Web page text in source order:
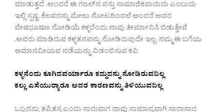
ಮಾಡುತ್ತದೆ .ಅಂದರೆ ಈ ಗಜಲ್‌ನ ವಸ್ತು ಸಾಮಾಜಿಕವಾದುದು ಎಂಬುದು
ಇಲ್ಲಿ ಸ್ಪಷ್ಟ. ಕೆಲವರನ್ನು ಮೇಲು ನೋಟದಿಂದಲೆ ಅಂದರೆ ಅವರ
ವೇಷಭೂಷಣ ನೋಡಿಯೆ ಕಳ್ಳರೆಂದು ನಾವು ತೀರ್ಮಾನಿಸಿ ಬಿಡುತ್ತೇವೆ
.ಅವರು ಮಾಡಿರುವ ಕಳ್ಳತನವನ್ನು ನೋಡಿರುವುದೇ ಇಲ್ಲ. ನಮ್ಮ ಈ ಬಗೆಯ
ಅಮಾನವೀಯವ ನಡೆಯನ್ನು ವಿಡಂಬಿಸುವ ಕವಿ
ಕಳ್ಳನೆಂದು ಕೂಗಿದವರ್ಯಾರೂ ಕದ್ದುದನ್ನು ನೋಡಿರುವದಿಲ್ಲ
ಕಲ್ಲು ಎಸೆಯುರ‍್ಯಾರೂ ಅದರ ಕಾರಣವನ್ನು ತಿಳಿಯುವದಿಲ್ಲ